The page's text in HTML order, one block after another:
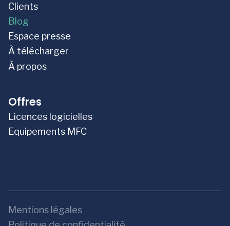
Clients
Blog
Espace presse
À télécharger
À propos
Offres
Licences logicielles
Equipements MFC
Mentions légales